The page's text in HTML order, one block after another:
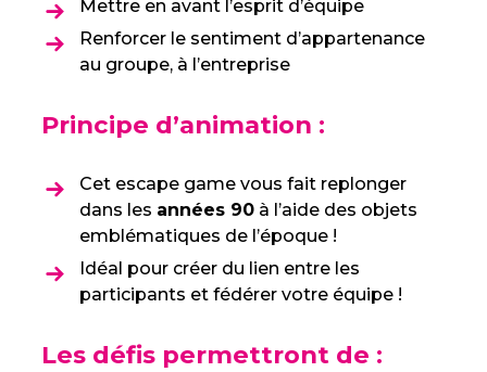
Mettre en avant l’esprit d’équipe
Renforcer le sentiment d’appartenance
au groupe, à l’entreprise
Principe d’animation :
Cet escape game vous fait replonger
dans les années 90 à l’aide des objets
emblématiques de l’époque !
Idéal pour créer du lien entre les
participants et fédérer votre équipe !
Les défis permettront de :